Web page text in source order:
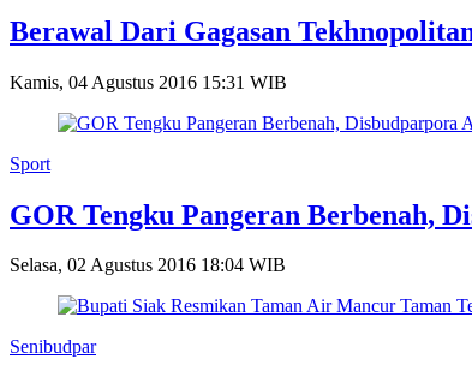
Berawal Dari Gagasan
Kamis, 04 Agustus 2016 15:31 WIB
Sport
GOR Tengku Pangeran Berbenah,
Selasa, 02 Agustus 2016 18:04 WIB
Senibudpar